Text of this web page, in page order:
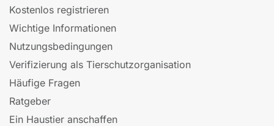
Kostenlos registrieren
Wichtige Informationen
Nutzungsbedingungen
Verifizierung als Tierschutzorganisation
Häufige Fragen
Ratgeber
Ein Haustier anschaffen